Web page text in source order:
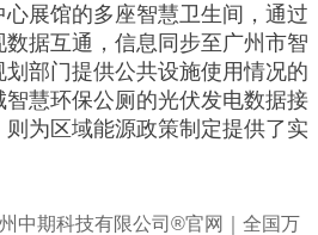
展馆的多座智慧卫生间，通过
据互通，信息同步至广州市智
部门提供公共设施使用情况的
慧环保公厕的光伏发电数据接
则为区域能源政策制定提供了实